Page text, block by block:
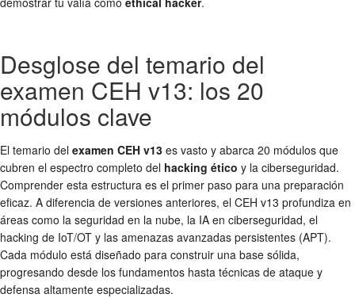
Desglose del temario del
examen CEH v13: los 20
módulos clave
El temario del examen CEH v13 es vasto y abarca 20 módulos que
cubren el espectro completo del hacking ético y la ciberseguridad.
Comprender esta estructura es el primer paso para una preparación
eficaz. A diferencia de versiones anteriores, el CEH v13 profundiza en
áreas como la seguridad en la nube, la IA en ciberseguridad, el
hacking de IoT/OT y las amenazas avanzadas persistentes (APT).
Cada módulo está diseñado para construir una base sólida,
progresando desde los fundamentos hasta técnicas de ataque y
defensa altamente especializadas.